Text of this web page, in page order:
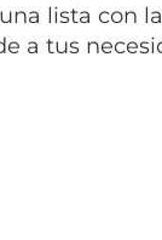
lista con
a tus